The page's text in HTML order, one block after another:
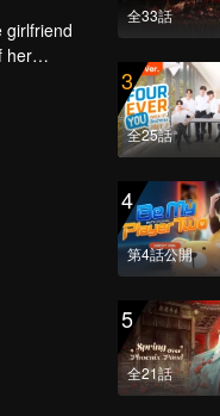
girlfriend
her
全33話
3
全25話
4
第4話公開
5
全21話